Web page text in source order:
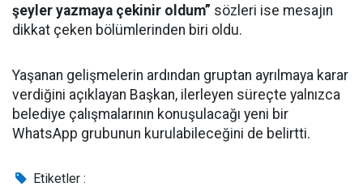
şeyler yazmaya çekinir oldum” sözleri ise mesajın
dikkat çeken bölümlerinden biri oldu.
Yaşanan gelişmelerin ardından gruptan ayrılmaya karar
verdiğini açıklayan Başkan, ilerleyen süreçte yalnızca
belediye çalışmalarının konuşulacağı yeni bir
WhatsApp grubunun kurulabileceğini de belirtti.
Etiketler :